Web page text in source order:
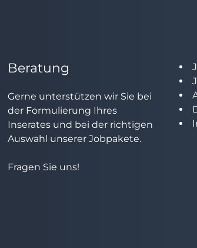
Beratung
Gerne unterstützen wir Sie bei
der Formulierung Ihres
Inserates und bei der richtigen
Auswahl unserer Jobpakete.
Fragen Sie uns!